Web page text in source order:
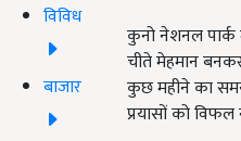
विविध
बाजार
कुनो नेशनल पार्क
चीते मेहमान
कुछ महीने का समय
प्रयासों को विफल